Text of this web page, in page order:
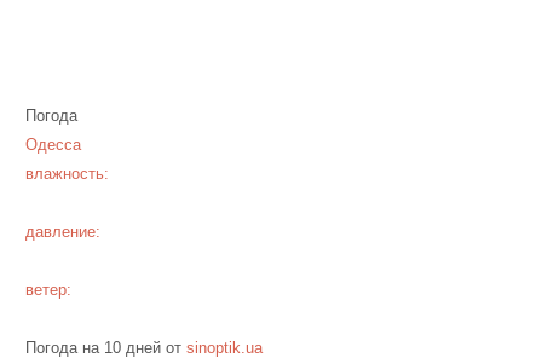
Погода
Одесса
влажность:
давление:
ветер:
Погода на 10 дней от sinoptik.ua